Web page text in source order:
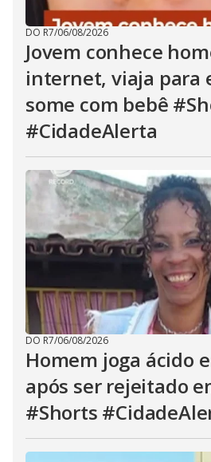
DO R7/06/08/2026
Jovem conhece
internet, viaja para
some com bebê
#CidadeAlerta
DO R7/06/08/2026
Homem joga ácido
após ser rejeitado
#Shorts